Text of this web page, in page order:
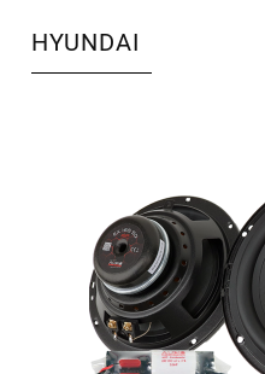
HYUNDAI